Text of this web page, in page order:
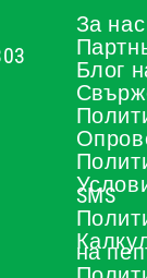
За нас
Блог
SMS
на